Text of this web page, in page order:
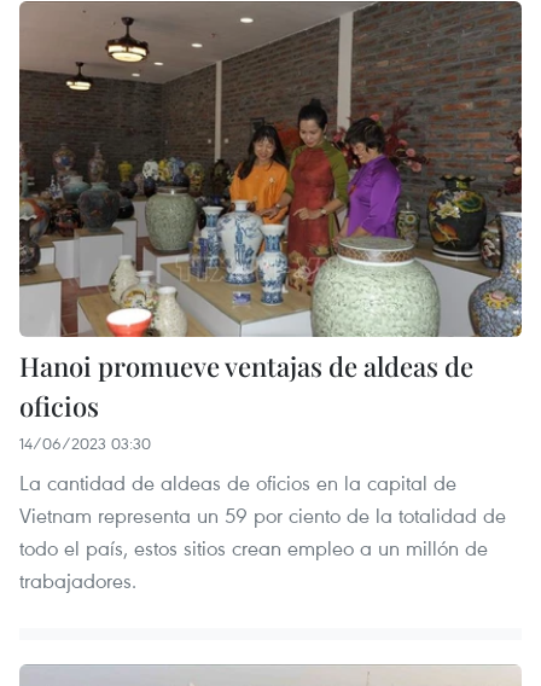
Hanoi promueve ventajas de aldeas de
oficios
14/06/2023 03:30
La cantidad de aldeas de oficios en la capital de
Vietnam representa un 59 por ciento de la totalidad de
todo el país, estos sitios crean empleo a un millón de
trabajadores.